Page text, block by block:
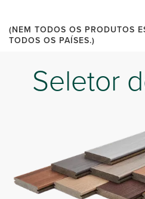
(NEM TODOS OS PRODUTOS
TODOS OS PAÍSES.)
Seletor